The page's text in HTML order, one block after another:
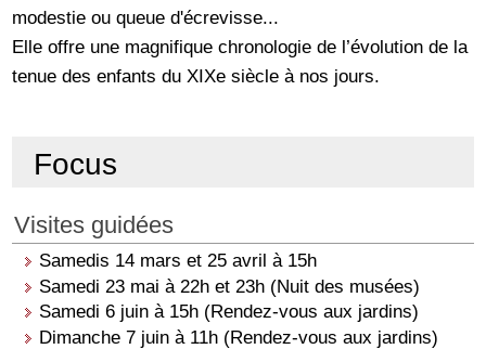
modestie ou queue d'écrevisse...
Elle offre une magnifique chronologie de l’évolution de la
tenue des enfants du XIXe siècle à nos jours.
Focus
Visites guidées
Samedis 14 mars et 25 avril à 15h
Samedi 23 mai à 22h et 23h (Nuit des musées)
Samedi 6 juin à 15h (Rendez-vous aux jardins)
Dimanche 7 juin à 11h (Rendez-vous aux jardins)